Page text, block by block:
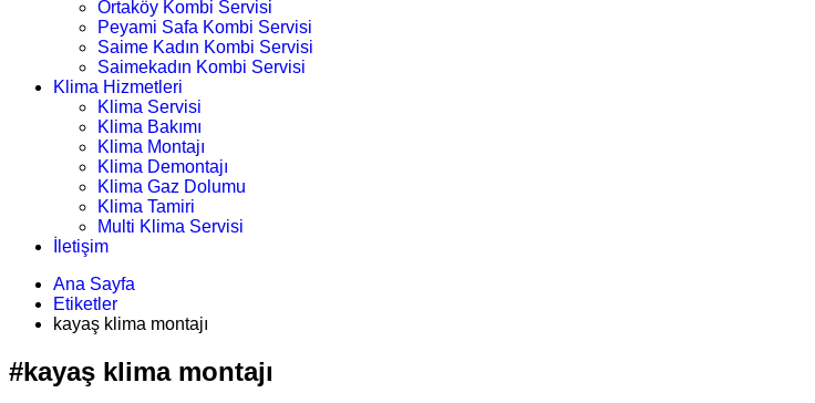
Ortaköy Kombi Servisi
Peyami Safa Kombi Servisi
Saime Kadın Kombi Servisi
Saimekadın Kombi Servisi
Klima Hizmetleri
Klima Servisi
Klima Bakımı
Klima Montajı
Klima Demontajı
Klima Gaz Dolumu
Klima Tamiri
Multi Klima Servisi
İletişim
Ana Sayfa
Etiketler
kayaş klima montajı
#kayaş klima montajı